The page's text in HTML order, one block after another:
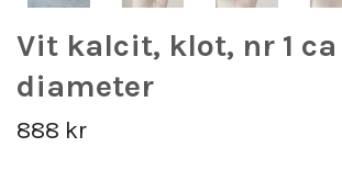
Vit kalcit, klot, nr 1 ca
diameter
888 kr